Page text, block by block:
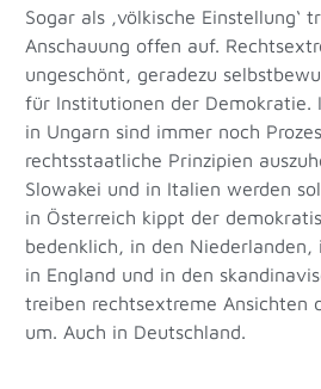
Sogar als ‚völkische Einstellung‘
Anschauung offen auf.
ungeschönt, geradezu
für Institutionen der Demokratie.
in Ungarn sind immer noch
rechtsstaatliche Prinzipien
Slowakei und in Italien werden
in Österreich kippt der
bedenklich, in den Niederlanden,
in England und in den
treiben rechtsextreme Ansichten
um. Auch in Deutschland.